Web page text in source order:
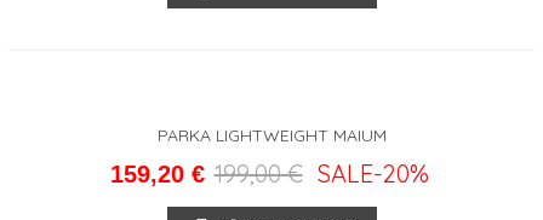
PARKA LIGHTWEIGHT MAIUM
159,20 € 199,00 € SALE-20%